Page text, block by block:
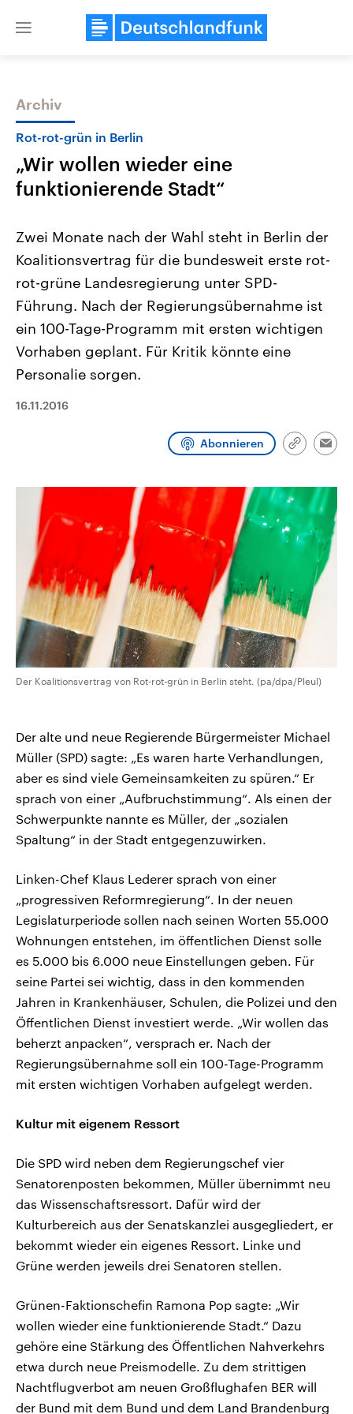
Close
Themen
Landtagswahl Sachsen-Anhalt
2026
Alle Informationen
Sachsen-Anhalt wählt am 6.
September 2026 einen neuen
Landtag. Seit 2021 wird das
Bundesland von einer Koalition aus
CDU, SPD und FDP regiert.-
Umfragen, Prognosen,
und Hintergründe zu den Parteien
und Kandidaten der anstehenden
Aktuelle Beiträge,
Hintergründe
Wirtschaftlich und
gehören die Vereinigten
den mächtigsten Ländern
mit großem Einfluss auf
Sendungen
Archiv
Rot-rot-grün in Berlin
„Wir wollen wieder eine
funktionierende Stadt“
Zwei Monate nach der Wahl steht in Berlin der
Koalitionsvertrag für die bundesweit erste rot-
rot-grüne Landesregierung unter SPD-
Führung. Nach der Regierungsübernahme ist
ein 100-Tage-Programm mit ersten wichtigen
Vorhaben geplant. Für Kritik könnte eine
Personalie sorgen.
16.11.2016
Abonnieren
Link
Der Koalitionsvertrag von Rot-rot-grün in Berlin steht. (pa/dpa/Pleul)
Der alte und neue Regierende Bürgermeister Michael
Müller (SPD) sagte: „Es waren harte Verhandlungen,
aber es sind viele Gemeinsamkeiten zu spüren.“ Er
sprach von einer „Aufbruchstimmung“. Als einen der
Schwerpunkte nannte es Müller, der „sozialen
Spaltung“ in der Stadt entgegenzuwirken.
Linken-Chef Klaus Lederer sprach von einer
„progressiven Reformregierung“. In der neuen
Legislaturperiode sollen nach seinen Worten 55.000
Wohnungen entstehen, im öffentlichen Dienst solle
es 5.000 bis 6.000 neue Einstellungen geben. Für
seine Partei sei wichtig, dass in den kommenden
Jahren in Krankenhäuser, Schulen, die Polizei und den
Öffentlichen Dienst investiert werde. „Wir wollen das
beherzt anpacken“, versprach er. Nach der
Regierungsübernahme soll ein 100-Tage-Programm
mit ersten wichtigen Vorhaben aufgelegt werden.
Kultur mit eigenem Ressort
Die SPD wird neben dem Regierungschef vier
Senatorenposten bekommen, Müller übernimmt neu
das Wissenschaftsressort. Dafür wird der
Kulturbereich aus der Senatskanzlei ausgegliedert, er
bekommt wieder ein eigenes Ressort. Linke und
Grüne werden jeweils drei Senatoren stellen.
Grünen-Faktionschefin Ramona Pop sagte: „Wir
wollen wieder eine funktionierende Stadt.“ Dazu
gehöre eine Stärkung des Öffentlichen Nahverkehrs
etwa durch neue Preismodelle. Zu dem strittigen
Nachtflugverbot am neuen Großflughafen BER will
der Bund mit dem Bund und dem Land Brandenburg